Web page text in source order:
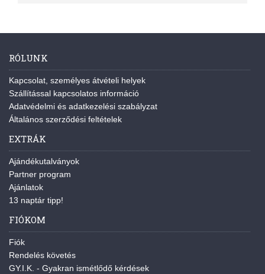
RÓLUNK
Kapcsolat, személyes átvételi helyek
Szállítással kapcsolatos információ
Adatvédelmi és adatkezelési szabályzat
Általános szerződési feltételek
EXTRÁK
Ajándékutalványok
Partner program
Ajánlatok
13 naptár tipp!
FIÓKOM
Fiók
Rendelés követés
GY.I.K. - Gyakran ismétlődő kérdések